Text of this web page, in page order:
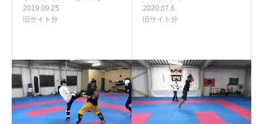
2019.09.25
旧サイト分
2020.07.6
旧サイト分